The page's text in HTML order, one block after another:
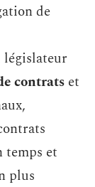
de
contrats et
temps et
plus